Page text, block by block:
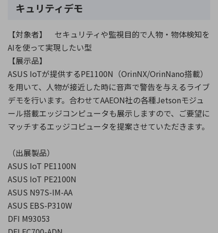
キュリティデモ
【対象者】 セキュリティや監視目的で人物・物体検知を
AIを使って実現したい型
【展示品】
ASUS IoTが提供するPE1100N（OrinNX/OrinNano搭載）
を用いて、人物が接近した時に音声で警告を与えるライブ
デモを行います。合わせてAAEON社の各種Jetsonモジュ
ール搭載エッジコンピュータも展示しますので、ご要望に
マッチするエッジコピュータを提案させていただきます。
（出展製品）
ASUS IoT PE1100N
ASUS IoT PE2100N
ASUS N97S-IM-AA
ASUS EBS-P310W
DFI M93053